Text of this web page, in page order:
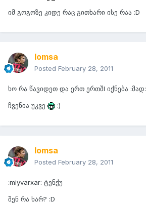
იმ გოგოზე კიდე რაც გითხარი ისე რაა :D
lomsa
Posted February 28, 2011
ხო რა წავიდეთ და ერთ ერთშI იქნება :მად:
ჩვენია უკვე :)
lomsa
Posted February 28, 2011
:miyvarxar: ტენქუ
შენ რა ხარ? :D